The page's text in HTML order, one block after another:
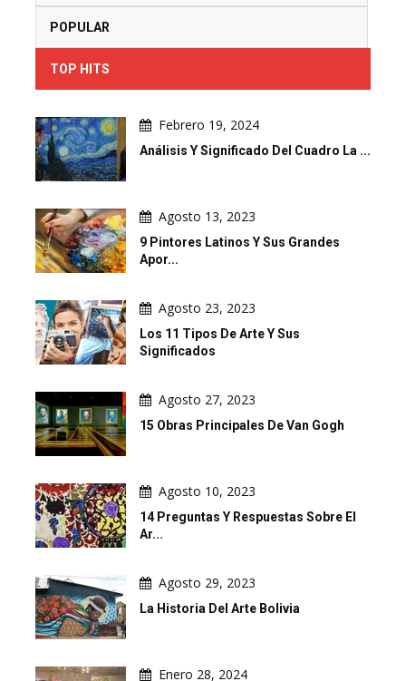
POPULAR
TOP HITS
Febrero 19, 2024
Análisis Y Significado Del Cuadro La ...
Agosto 13, 2023
9 Pintores Latinos Y Sus Grandes
Apor...
Agosto 23, 2023
Los 11 Tipos De Arte Y Sus
Significados
Agosto 27, 2023
15 Obras Principales De Van Gogh
Agosto 10, 2023
14 Preguntas Y Respuestas Sobre El
Ar...
Agosto 29, 2023
La Historia Del Arte Bolivia
Enero 28, 2024